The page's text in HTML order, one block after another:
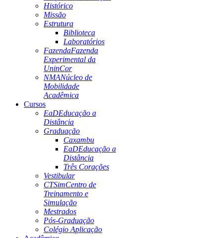
Histórico
Missão
Estrutura
Biblioteca
Laboratórios
FazendaFazenda
Experimental da
UninCor
NMANúcleo de
Mobilidade
Acadêmica
Cursos
EaDEducação a
Distância
Graduação
Caxambu
EaDEducação a
Distância
Três Corações
Vestibular
CTSimCentro de
Treinamento e
Simulação
Mestrados
Pós-Graduação
Colégio Aplicação